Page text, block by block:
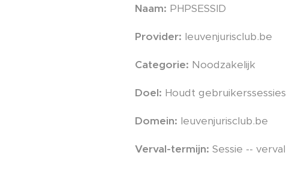
Naam: PHPSESSID
Provider: leuvenjurisclub.be
Categorie: Noodzakelijk
Doel: Houdt
Domein: leuvenjurisclub.be
Verval-termijn: Sessie --